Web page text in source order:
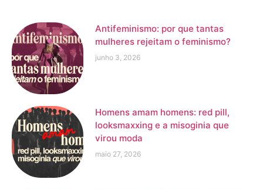
Antifeminismo: por que tantas
mulheres rejeitam o feminismo?
junho 3, 2026
Homens amam homens: red pill,
looksmaxxing e a misoginia que
virou moda
maio 27, 2026